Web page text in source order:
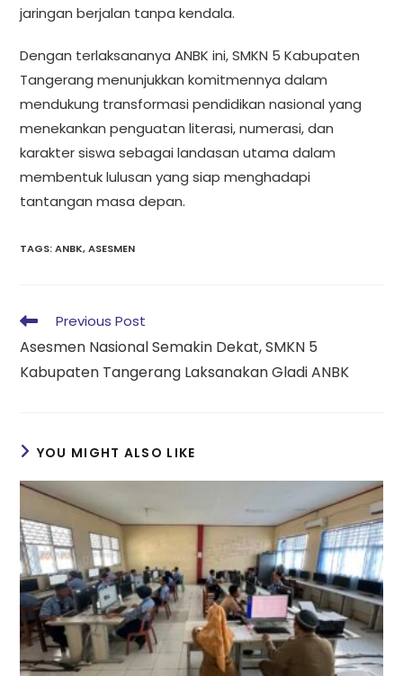
jaringan berjalan tanpa kendala.
Dengan terlaksananya ANBK ini, SMKN 5 Kabupaten
Tangerang menunjukkan komitmennya dalam
mendukung transformasi pendidikan nasional yang
menekankan penguatan literasi, numerasi, dan
karakter siswa sebagai landasan utama dalam
membentuk lulusan yang siap menghadapi
tantangan masa depan.
TAGS:ANBK, ASESMEN
Previous Post
Asesmen Nasional Semakin Dekat, SMKN 5
Kabupaten Tangerang Laksanakan Gladi ANBK
YOU MIGHT ALSO LIKE